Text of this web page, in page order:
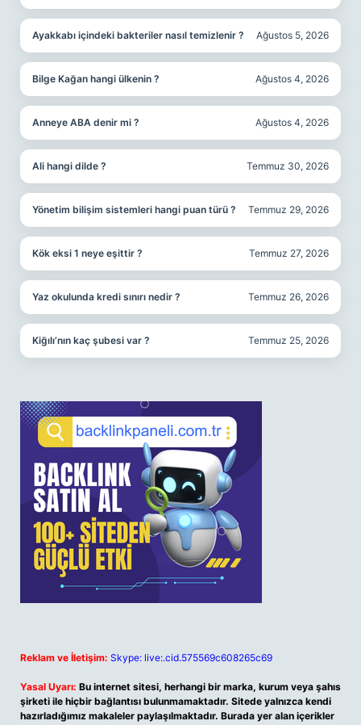
Ayakkabı içindeki bakteriler nasıl temizlenir ? Ağustos 5, 2026
Bilge Kağan hangi ülkenin ? Ağustos 4, 2026
Anneye ABA denir mi ? Ağustos 4, 2026
Ali hangi dilde ? Temmuz 30, 2026
Yönetim bilişim sistemleri hangi puan türü ? Temmuz 29, 2026
Kök eksi 1 neye eşittir ? Temmuz 27, 2026
Yaz okulunda kredi sınırı nedir ? Temmuz 26, 2026
Kiğılı’nın kaç şubesi var ? Temmuz 25, 2026
Reklam ve İletişim: Skype: live:.cid.575569c608265c69
Yasal Uyarı: Bu internet sitesi, herhangi bir marka, kurum veya şahıs
şirketi ile hiçbir bağlantısı bulunmamaktadır. Sitede yalnızca kendi
hazırladığımız makaleler paylaşılmaktadır. Burada yer alan içerikler